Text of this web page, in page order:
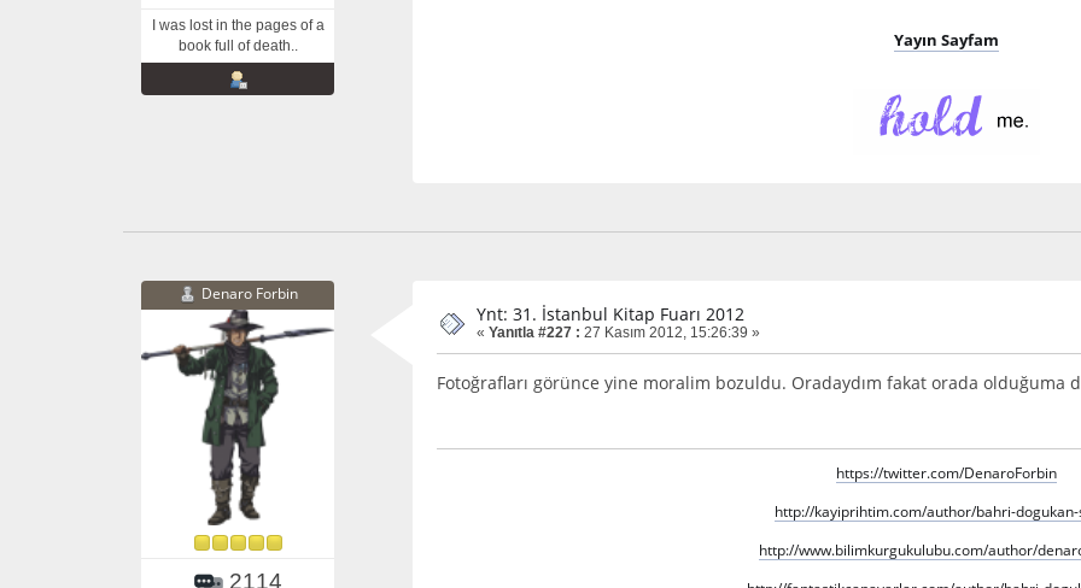
I was lost in the pages of a
book full of death..
Yayın Sayfam
Denaro Forbin
2114
Ynt: 31. İstanbul Kitap Fuarı 2012
« Yanıtla #227 : 27 Kasım 2012, 15:26:39 »
Fotoğrafları görünce yine moralim bozuldu. Oradaydım fakat orada olduğuma
https://twitter.com/DenaroForbin
http://kayiprihtim.com/author/bahri-
http://www.bilimkurgukulubu.com/author/